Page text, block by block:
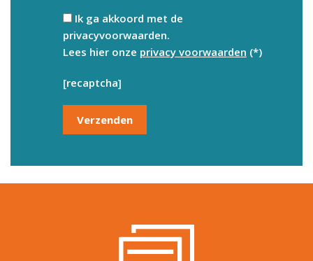
Ik ga akkoord met de
privacyvoorwaarden.
Lees hier onze privacy voorwaarden (*)
[recaptcha]